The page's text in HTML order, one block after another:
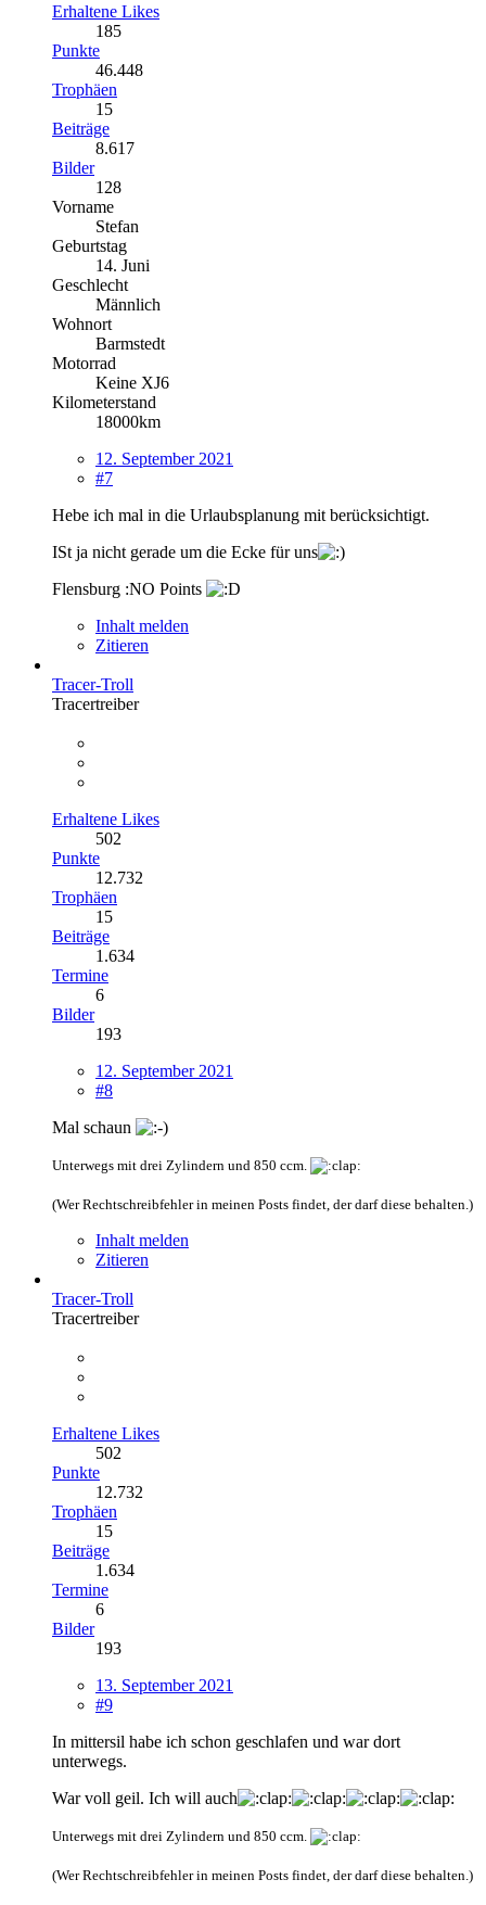
Erhaltene Likes
185
Punkte
46.448
Trophäen
15
Beiträge
8.617
Bilder
128
Vorname
Stefan
Geburtstag
14. Juni
Geschlecht
Männlich
Wohnort
Barmstedt
Motorrad
Keine XJ6
Kilometerstand
18000km
12. September 2021
#7
Hebe ich mal in die Urlaubsplanung mit berücksichtigt.
ISt ja nicht gerade um die Ecke für uns
Flensburg :NO Points
Inhalt melden
Zitieren
Tracer-Troll
Tracertreiber
Erhaltene Likes
502
Punkte
12.732
Trophäen
15
Beiträge
1.634
Termine
6
Bilder
193
12. September 2021
#8
Mal schaun
Unterwegs mit drei Zylindern und 850 ccm.
(Wer Rechtschreibfehler in meinen Posts findet, der darf diese behalten.)
Inhalt melden
Zitieren
Tracer-Troll
Tracertreiber
Erhaltene Likes
502
Punkte
12.732
Trophäen
15
Beiträge
1.634
Termine
6
Bilder
193
13. September 2021
#9
In mittersil habe ich schon geschlafen und war dort
unterwegs.
War voll geil. Ich will auch
Unterwegs mit drei Zylindern und 850 ccm.
(Wer Rechtschreibfehler in meinen Posts findet, der darf diese behalten.)